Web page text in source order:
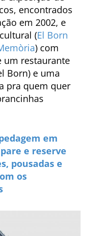
encontrados
em 2002, e
(El Born
) com
um restaurante
Born) e uma
pra quem quer
em
e reserve
pousadas e
os